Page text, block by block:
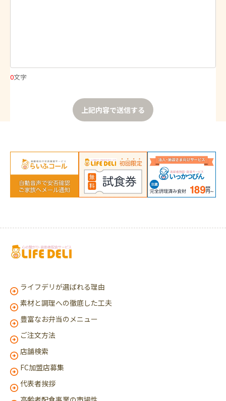
0文字
上記内容で送信する
ライフデリが選ばれる理由
素材と調理への徹底した工夫
豊富なお弁当のメニュー
ご注文方法
店舗検索
FC加盟店募集
代表者挨拶